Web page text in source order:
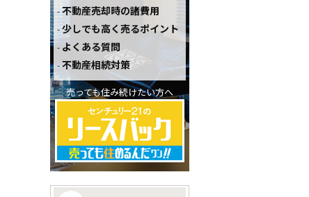
不動産売却時の諸費用
少しでも高く売るポイント
よくある質問
不動産相続対策
売っても住み続けたい方へ